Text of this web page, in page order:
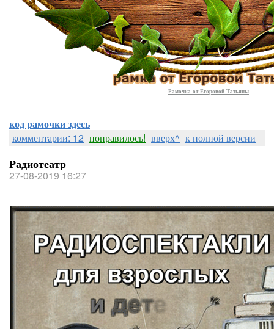
Рамочка от Егоровой Татьяны
код рамочки здесь
комментарии: 12 понравилось! вверх^ к полной версии
Радиотеатр
27-08-2019 16:27